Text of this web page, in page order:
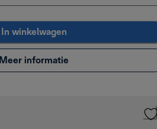
In winkelwagen
Meer informatie